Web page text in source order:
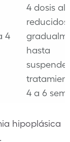
4
4 dosis al
reducidos
hasta
4 a 6
hipoplásica